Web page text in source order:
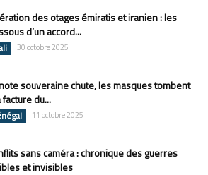
des otages émiratis et iranien : les
d’un accord...
30 octobre 2025
souveraine chute, les masques tombent
facture du...
11 octobre 2025
sans caméra : chronique des guerres
et invisibles